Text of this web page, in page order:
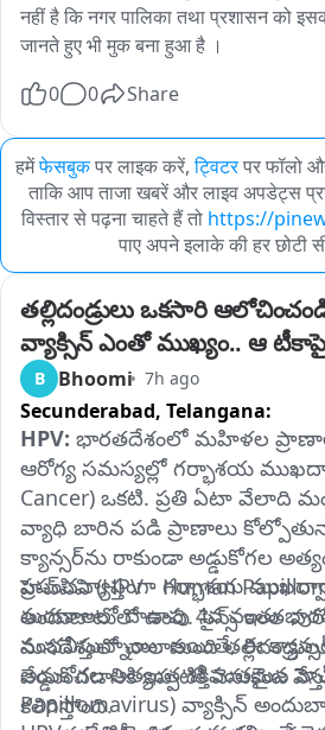
नहीं है कि नगर पालिका तथा प्रशासन को
जानते हुए भी मुक बना हुआ है ।
0 0 Share
हमेंफेसबुकपर लाइक करें, ट्विटरपर फॉलो
ताकि आप ताजा खबरें और लाइव अपडेट्स
विस्तार से पढ़ना चाहते हैं तो https://
पाए अपने इलाके की हर छोटी
తల్లిదండ్రులు ఒకసారి
వ్యాక్సిన్ ఎంతో ముఖ్యం.. ఆ
B Bhoomi 7h ago
Secunderabad, Telangana:
HPV: భారతదేశంలో మహిళల
ఆరోగ్య సమస్యల్లో గర్భాశయ
Cancer) ఒకటి. ప్రతి ఏటా వేలాది
వ్యాధి బారిన పడి ప్రాణాలు
క్యాన్సర్‌ను రాకుండా అడ్డుకోగల
హెచ్‌పివి (HPV - Human
అందుబాటులో ఉంది. సైన్స్ ఇంత
మనదేశంలో చాలామంది
వేయించడానికి ఇప్పటికీ వెనుకంజ
కలిగిస్తోంది.
ప్రపంచవ్యాప్తంగా గర్భాశయ
మరణాలలో దాదాపు 4వ వంతు
సంభవిస్తున్నాయి. అయితే, ఈ
అడ్డుకోగల అత్యంత శక్తివంతమైన
Papillomavirus) వ్యాక్సిన్